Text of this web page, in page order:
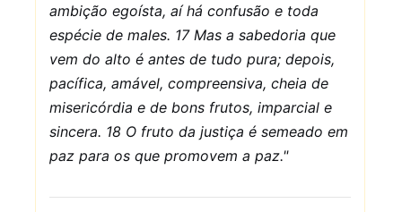
ambição egoísta, aí há confusão e toda
espécie de males. 17 Mas a sabedoria que
vem do alto é antes de tudo pura; depois,
pacífica, amável, compreensiva, cheia de
misericórdia e de bons frutos, imparcial e
sincera. 18 O fruto da justiça é semeado em
paz para os que promovem a paz."